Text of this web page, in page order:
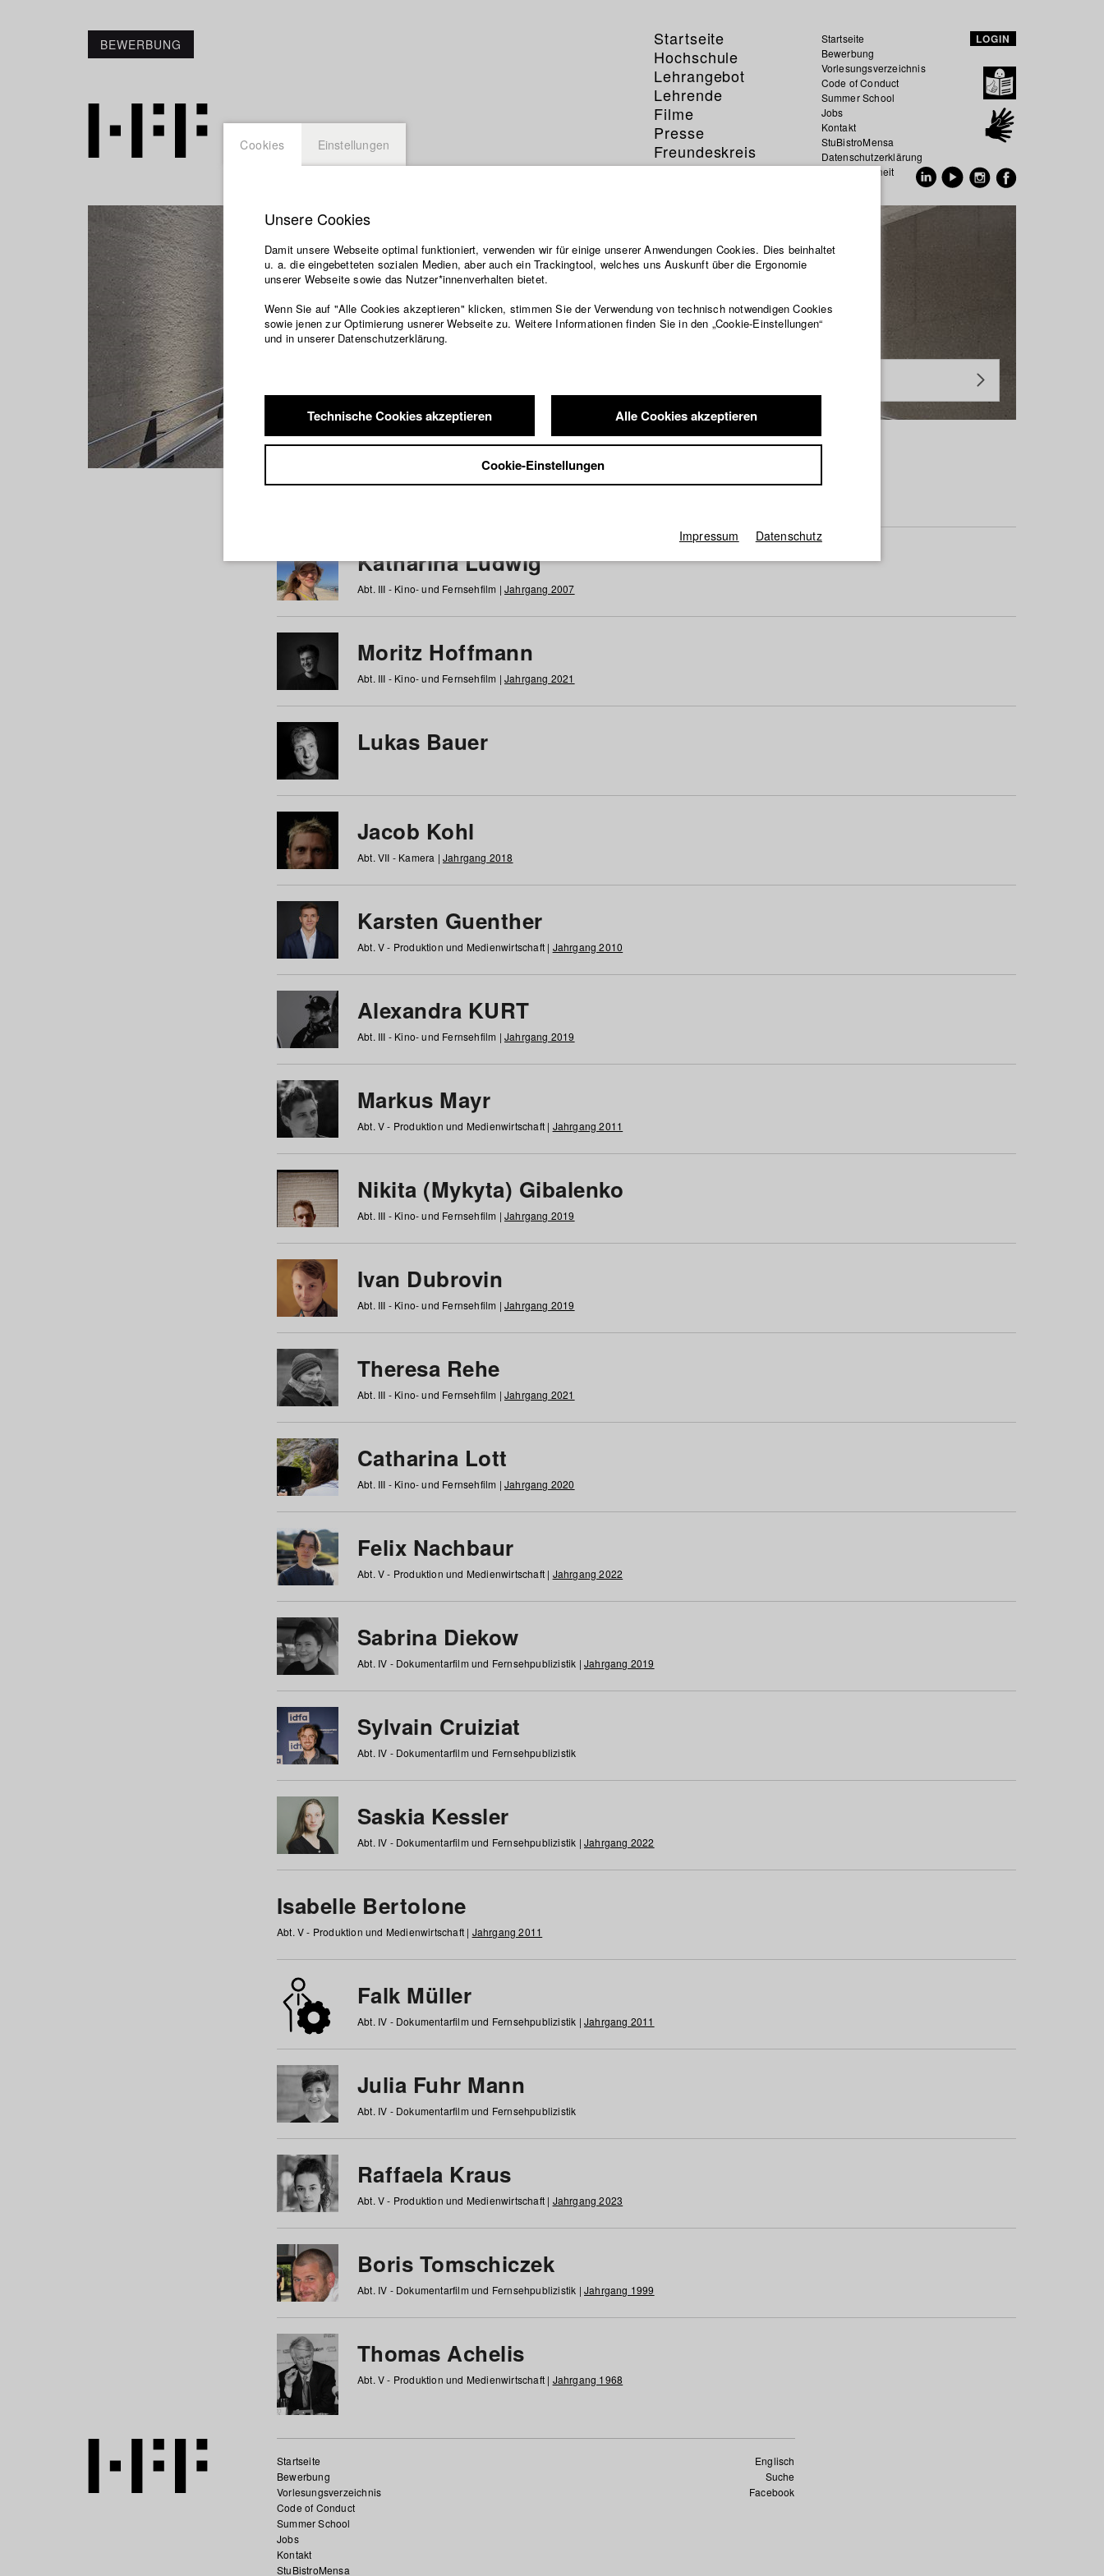
BEWERBUNG
Startseite
Hochschule
Lehrangebot
Lehrende
Filme
Presse
Freundeskreis
Service
Startseite
Bewerbung
Vorlesungsverzeichnis
Code of Conduct
Summer School
Jobs
Kontakt
StuBistroMensa
Datenschutzerklärung
Datensicherheit
LOGIN
Studierende / Alumni
a b c d e f g h i j k l m n o p q r s t u v w x y z Alle
Katharina Ludwig
Abt. III - Kino- und Fernsehfilm | Jahrgang 2007
Moritz Hoffmann
Abt. III - Kino- und Fernsehfilm | Jahrgang 2021
Lukas Bauer
Jacob Kohl
Abt. VII - Kamera | Jahrgang 2018
Karsten Guenther
Abt. V - Produktion und Medienwirtschaft | Jahrgang 2010
Alexandra KURT
Abt. III - Kino- und Fernsehfilm | Jahrgang 2019
Markus Mayr
Abt. V - Produktion und Medienwirtschaft | Jahrgang 2011
Nikita (Mykyta) Gibalenko
Abt. III - Kino- und Fernsehfilm | Jahrgang 2019
Ivan Dubrovin
Abt. III - Kino- und Fernsehfilm | Jahrgang 2019
Theresa Rehe
Abt. III - Kino- und Fernsehfilm | Jahrgang 2021
Catharina Lott
Abt. III - Kino- und Fernsehfilm | Jahrgang 2020
Felix Nachbaur
Abt. V - Produktion und Medienwirtschaft | Jahrgang 2022
Sabrina Diekow
Abt. IV - Dokumentarfilm und Fernsehpublizistik | Jahrgang 2019
Sylvain Cruiziat
Abt. IV - Dokumentarfilm und Fernsehpublizistik
Saskia Kessler
Abt. IV - Dokumentarfilm und Fernsehpublizistik | Jahrgang 2022
Isabelle Bertolone
Abt. V - Produktion und Medienwirtschaft | Jahrgang 2011
Falk Müller
Abt. IV - Dokumentarfilm und Fernsehpublizistik | Jahrgang 2011
Julia Fuhr Mann
Abt. IV - Dokumentarfilm und Fernsehpublizistik
Raffaela Kraus
Abt. V - Produktion und Medienwirtschaft | Jahrgang 2023
Boris Tomschiczek
Abt. IV - Dokumentarfilm und Fernsehpublizistik | Jahrgang 1999
Thomas Achelis
Abt. V - Produktion und Medienwirtschaft | Jahrgang 1968
Englisch
Suche
Facebook
Startseite
Bewerbung
Vorlesungsverzeichnis
Code of Conduct
Summer School
Jobs
Kontakt
StuBistroMensa
Cookies Einstellungen
Unsere Cookies
Damit unsere Webseite optimal funktioniert, verwenden wir für einige unserer Anwendungen Cookies. Dies beinhaltet
u. a. die eingebetteten sozialen Medien, aber auch ein Trackingtool, welches uns Auskunft über die Ergonomie
unserer Webseite sowie das Nutzer*innenverhalten bietet.
Wenn Sie auf "Alle Cookies akzeptieren" klicken, stimmen Sie der Verwendung von technisch notwendigen Cookies
sowie jenen zur Optimierung usnerer Webseite zu. Weitere Informationen finden Sie in den „Cookie-Einstellungen“
und in unserer Datenschutzerklärung.
Technische Cookies akzeptieren Alle Cookies akzeptieren
Cookie-Einstellungen
Impressum Datenschutz